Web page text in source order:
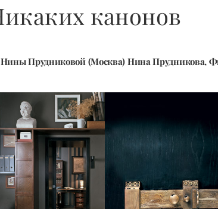
канонов
Нины Прудниковой (Москва) Нина